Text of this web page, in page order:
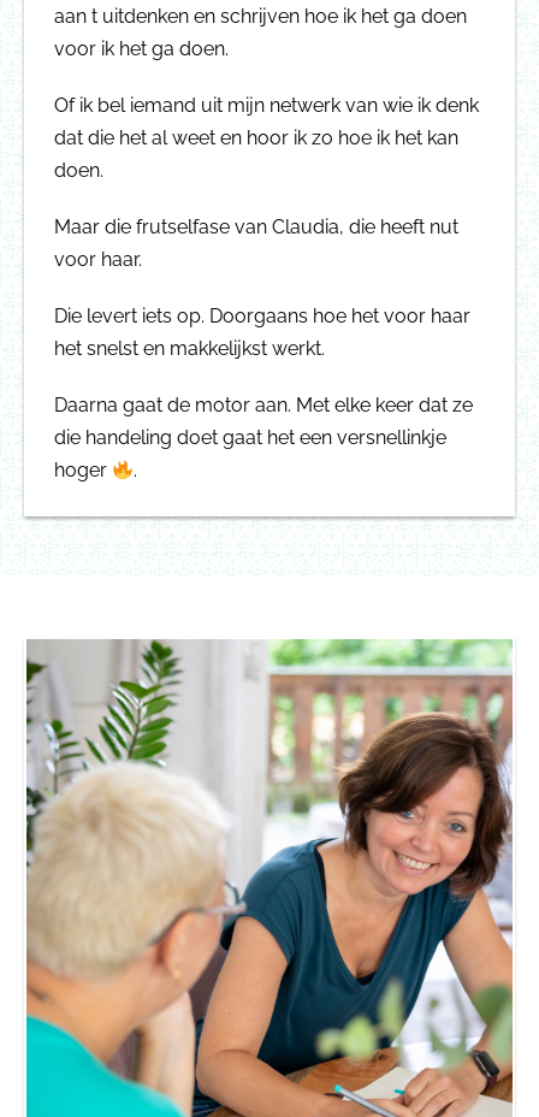
aan t uitdenken en schrijven hoe ik het ga doen
voor ik het ga doen.
Of ik bel iemand uit mijn netwerk van wie ik denk
dat die het al weet en hoor ik zo hoe ik het kan
doen.
Maar die frutselfase van Claudia, die heeft nut
voor haar.
Die levert iets op. Doorgaans hoe het voor haar
het snelst en makkelijkst werkt.
Daarna gaat de motor aan. Met elke keer dat ze
die handeling doet gaat het een versnellinkje
hoger
.